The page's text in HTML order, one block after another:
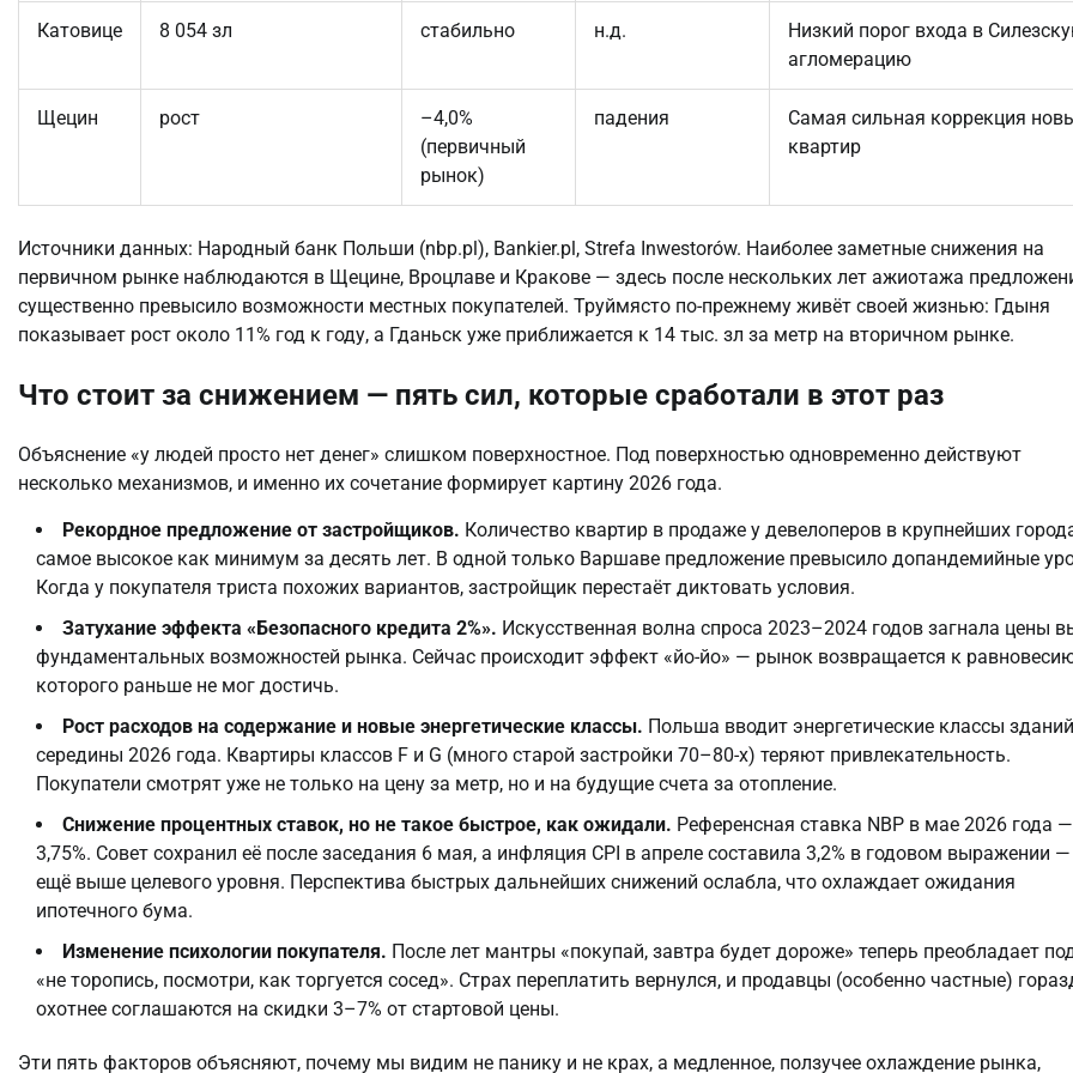
Катовице 8 054 зл стабильно н.д.
Низкий порог входа в
агломерацию
Щецин рост
–4,0%
(первичный
рынок)
падения
Самая сильная коррекция
квартир
Источники данных: Народный банк Польши (nbp.pl), Bankier.pl, Strefa Inwestorów. Наиболее заметные снижения на
первичном рынке наблюдаются в Щецине, Вроцлаве и Кракове — здесь после нескольких лет ажиотажа
существенно превысило возможности местных покупателей. Труймясто по-прежнему живёт своей жизнью: Гдыня
показывает рост около 11% год к году, а Гданьск уже приближается к 14 тыс. зл за метр на вторичном рынке.
Что стоит за снижением — пять сил, которые сработали в этот раз
Объяснение «у людей просто нет денег» слишком поверхностное. Под поверхностью одновременно действуют
несколько механизмов, и именно их сочетание формирует картину 2026 года.
Рекордное предложение от застройщиков. Количество квартир в продаже у девелоперов в крупнейших
самое высокое как минимум за десять лет. В одной только Варшаве предложение превысило допандемийные
Когда у покупателя триста похожих вариантов, застройщик перестаёт диктовать условия.
Затухание эффекта «Безопасного кредита 2%». Искусственная волна спроса 2023–2024 годов загнала цены
фундаментальных возможностей рынка. Сейчас происходит эффект «йо-йо» — рынок возвращается к
которого раньше не мог достичь.
Рост расходов на содержание и новые энергетические классы. Польша вводит энергетические классы
середины 2026 года. Квартиры классов F и G (много старой застройки 70–80-х) теряют привлекательность.
Покупатели смотрят уже не только на цену за метр, но и на будущие счета за отопление.
Снижение процентных ставок, но не такое быстрое, как ожидали. Референсная ставка NBP в мае 2026 года —
3,75%. Совет сохранил её после заседания 6 мая, а инфляция CPI в апреле составила 3,2% в годовом выражении —
ещё выше целевого уровня. Перспектива быстрых дальнейших снижений ослабла, что охлаждает ожидания
ипотечного бума.
Изменение психологии покупателя. После лет мантры «покупай, завтра будет дороже» теперь преобладает
«не торопись, посмотри, как торгуется сосед». Страх переплатить вернулся, и продавцы (особенно частные)
охотнее соглашаются на скидки 3–7% от стартовой цены.
Эти пять факторов объясняют, почему мы видим не панику и не крах, а медленное, ползучее охлаждение рынка,